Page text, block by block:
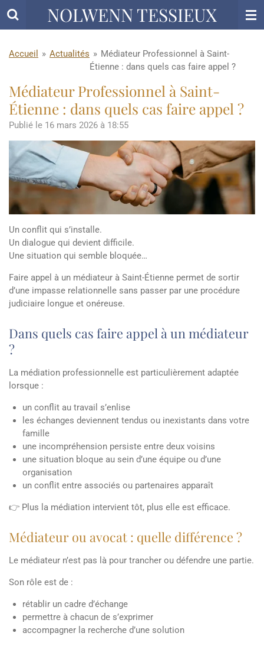
Passer
principal
NOLWENN TESSIEUX
Accueil » Actualités » Médiateur Professionnel à Saint-
Étienne : dans quels cas faire appel ?
Médiateur Professionnel à Saint-
Étienne : dans quels cas faire appel ?
Publié le 16 mars 2026 à 18:55
Un conflit qui s’installe.
Un dialogue qui devient difficile.
Une situation qui semble bloquée…
Faire appel à un médiateur à Saint-Étienne permet de sortir
d’une impasse relationnelle sans passer par une procédure
judiciaire longue et onéreuse.
Dans quels cas faire appel à un médiateur
?
La médiation professionnelle est particulièrement adaptée
lorsque :
un conflit au travail s’enlise
les échanges deviennent tendus ou inexistants dans votre
famille
une incompréhension persiste entre deux voisins
une situation bloque au sein d’une équipe ou d’une
organisation
un conflit entre associés ou partenaires apparaît
👉 Plus la médiation intervient tôt, plus elle est efficace.
Médiateur ou avocat : quelle différence ?
Le médiateur n’est pas là pour trancher ou défendre une partie.
Son rôle est de :
rétablir un cadre d’échange
permettre à chacun de s’exprimer
accompagner la recherche d’une solution